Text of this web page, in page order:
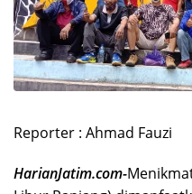
Reporter : Ahmad Fauzi
HarianJatim.com-